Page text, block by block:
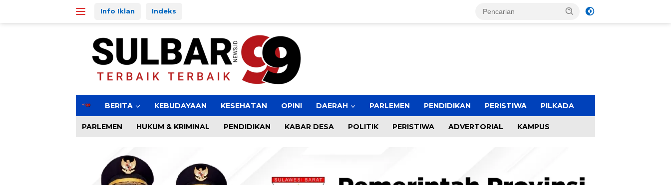
Info Iklan Indeks
H
m
e
BERITA KEBUDAYAAN KESEHATAN OPINI DAERAH PARLEMEN PENDIDIKAN PERISTIWA PILKADA
PARLEMEN HUKUM & KRIMINAL PENDIDIKAN KABAR DESA POLITIK PERISTIWA ADVERTORIAL KAMPUS